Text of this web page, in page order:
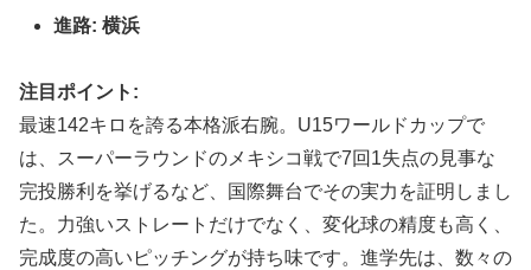
進路: 横浜
注目ポイント:
最速142キロを誇る本格派右腕。U15ワールドカップで
は、スーパーラウンドのメキシコ戦で7回1失点の見事な
完投勝利を挙げるなど、国際舞台でその実力を証明しまし
た。力強いストレートだけでなく、変化球の精度も高く、
完成度の高いピッチングが持ち味です。進学先は、数々の